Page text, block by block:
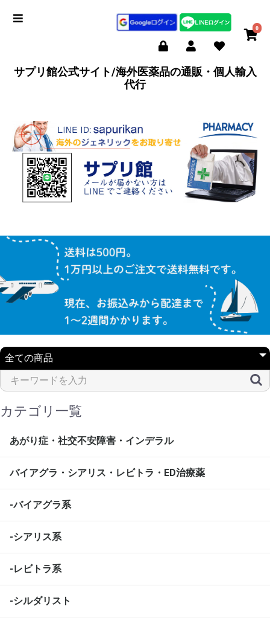
0
サプリ館公式サイト/海外医薬品の通販・個人輸入
代行
カテゴリ一覧
あがり症・社交不安障害・インデラル
バイアグラ・シアリス・レビトラ・ED治療薬
-バイアグラ系
-シアリス系
-レビトラ系
-シルダリスト